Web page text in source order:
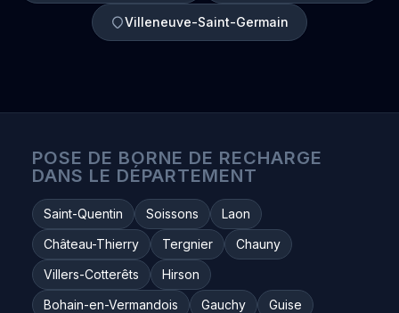
Villeneuve-Saint-Germain
POSE DE BORNE DE RECHARGE
DANS LE DÉPARTEMENT
Saint-Quentin Soissons
Laon
Château-Thierry
Tergnier
Chauny
Villers-Cotterêts
Hirson
Bohain-en-Vermandois
Gauchy
Guise